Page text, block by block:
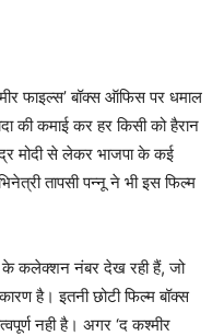
फाइल्स’ बॉक्स ऑफिस पर धमाल
की कमाई कर हर किसी को हैरान
मोदी से लेकर भाजपा के कई
तापसी पन्नू ने भी इस फिल्म
के कलेक्शन नंबर देख रही हैं, जो
है। इतनी छोटी फिल्म बॉक्स
नही है। अगर ‘द कश्मीर